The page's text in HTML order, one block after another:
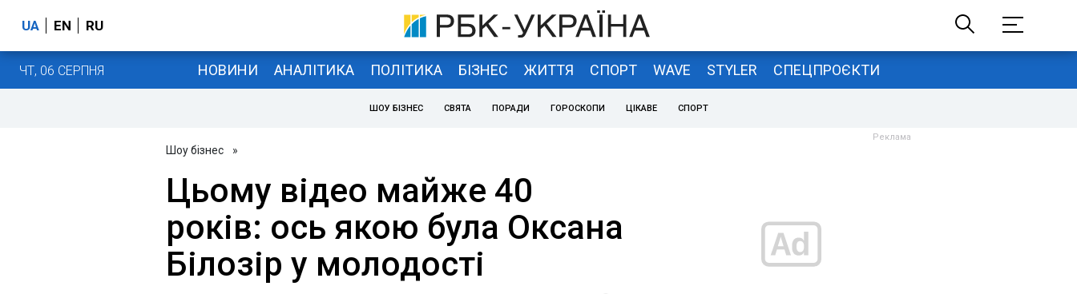
UA EN RU
ЧТ, 06 СЕРПНЯ НОВИНИ АНАЛІТИКА ПОЛІТИКА БІЗНЕС ЖИТТЯ СПОРТ WAVE STYLER СПЕЦПРОЄКТИ
ШОУ БІЗНЕС СВЯТА ПОРАДИ ГОРОСКОПИ ЦІКАВЕ СПОРТ
Шоу бізнес »
Цьому відео майже 40
років: ось якою була Оксана
Білозір у молодості